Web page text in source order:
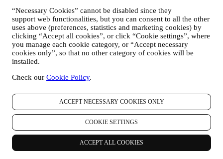
“Necessary Cookies” cannot be disabled since they
support web functionalities, but you can consent to all the other
uses above (preferences, statistics and marketing cookies) by
clicking “Accept all cookies”, or click “Cookie settings”, where
you manage each cookie category, or “Accept necessary
cookies only”, so that no other category of cookies will be
installed.
Check our Cookie Policy.
ACCEPT NECESSARY COOKIES ONLY
COOKIE SETTINGS
ACCEPT ALL COOKIES
datos y preferencias recogidos una vez que se suscribe a
nuestras comunicaciones de marketing personalizadas.
Utilizaremos esta información para gestionar nuestra
publicidad en otros sitios, conceder acceso a contenidos
específicos, adaptar los contenidos o las ofertas que ve en el
Sitio web o, si ha dado su consentimiento para suscribirse a
comunicaciones/mensajes relevantes que creemos que le
cookies está sujeto a su consentimiento. Si no desea que esta
información se utilice para enviarle anuncios, contenidos o
comunicaciones basados en intereses, puede limitar el uso de
la información sobre sus acciones en línea mediante la gestión
de su configuración de cookies (sin embargo, recuerde que
ciertas cookies son necesarias para el uso del sitio web).
Tenga en cuenta que esto no le excluye de recibir anuncios,